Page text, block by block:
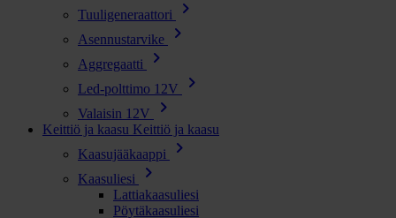
Tuuligeneraattori chevron_right
Asennustarvike chevron_right
Aggregaatti chevron_right
Led-polttimo 12V chevron_right
Valaisin 12V chevron_right
Keittiö ja kaasu Keittiö ja kaasu
Kaasujääkaappi
chevron_right
Kaasuliesi chevron_right
Lattiakaasuliesi
Pöytäkaasuliesi